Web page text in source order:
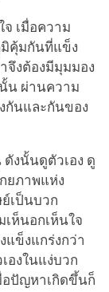
จ เมื่อความ
คุ้มกันที่แข็ง
จึงต้องมีมุมมอง
น ผ่านความ
กันและกันของ
งนั้นดูตัวเอง ดู
ยภาพแห่ง
เป็นบวก
ห็นอกเห็นใจ
แข็งแกร่งกว่า
องในแง่บวก
ปัญหาเกิดขึ้นก็